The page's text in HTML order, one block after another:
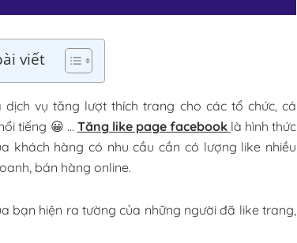
viết
vụ tăng lượt thích trang cho các tổ chức, cá
tiếng 😀 … Tăng like page facebook là hình thức
khách hàng có nhu cầu cần có lượng like nhiều
bán hàng online.
bạn hiện ra tường của những người đã like trang,